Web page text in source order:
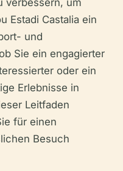
verbessern, um
Estadi Castalia ein
und
Sie ein engagierter
oder ein
Erlebnisse in
Leitfaden
für einen
Besuch